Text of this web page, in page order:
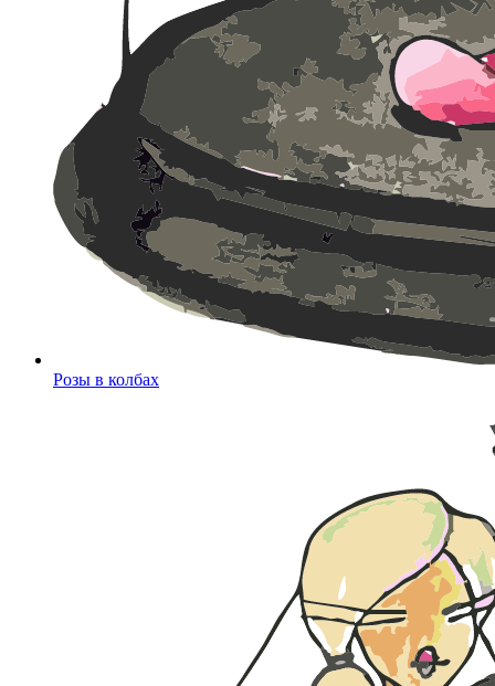
Розы в колбах